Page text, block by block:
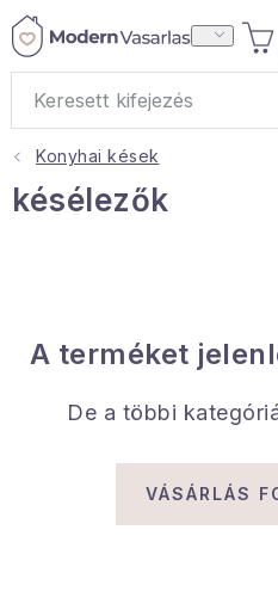
Ugrás
Ajándékok
Lakástextil
Háztartás
Hobbi és kert
Konyhai kések
késélezők
A terméket
De a többi
VÁSÁRLÁS